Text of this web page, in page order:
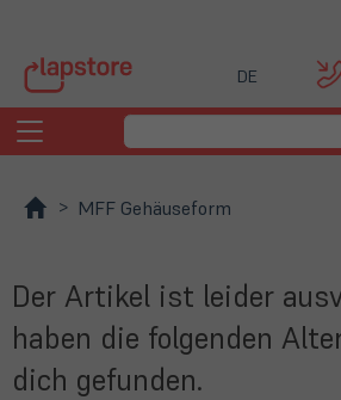
DE
Toggle
navigation
MFF Gehäuseform
Der Artikel ist leider
haben die folgenden
dich gefunden.